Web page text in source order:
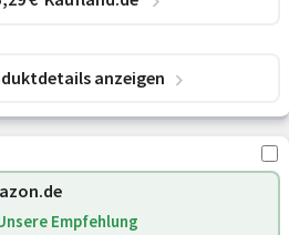
anzeigen
Empfehlung